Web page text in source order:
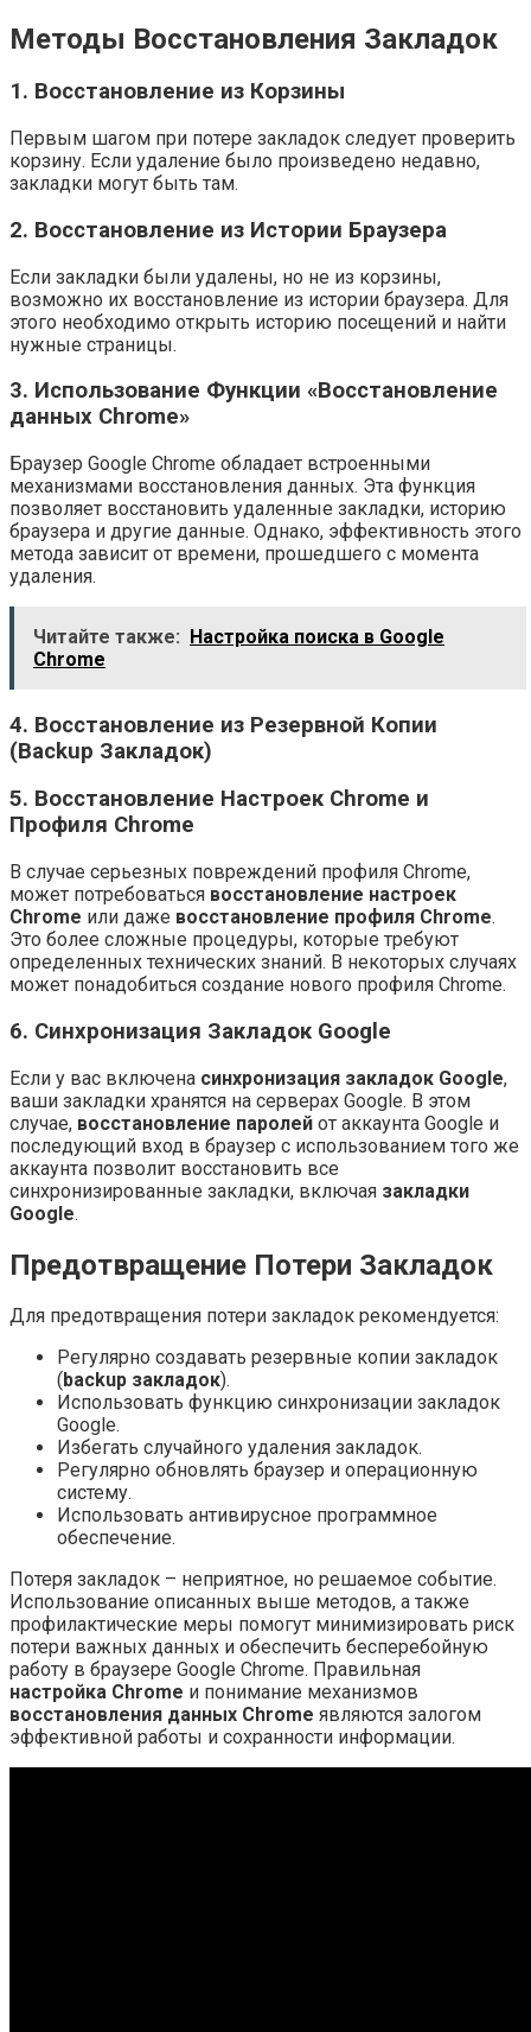
Методы Восстановления Закладок
1. Восстановление из Корзины
Первым шагом при потере закладок следует проверить
корзину. Если удаление было произведено недавно,
закладки могут быть там.
2. Восстановление из Истории Браузера
Если закладки были удалены, но не из корзины,
возможно их восстановление из истории браузера. Для
этого необходимо открыть историю посещений и найти
нужные страницы.
3. Использование Функции «Восстановление
данных Chrome»
Браузер Google Chrome обладает встроенными
механизмами восстановления данных. Эта функция
позволяет восстановить удаленные закладки, историю
браузера и другие данные. Однако, эффективность этого
метода зависит от времени, прошедшего с момента
удаления.
Читайте также: Настройка поиска в Google
Chrome
4. Восстановление из Резервной Копии
(Backup Закладок)
5. Восстановление Настроек Chrome и
Профиля Chrome
В случае серьезных повреждений профиля Chrome,
может потребоваться восстановление настроек
Chrome или даже восстановление профиля Chrome.
Это более сложные процедуры, которые требуют
определенных технических знаний. В некоторых случаях
может понадобиться создание нового профиля Chrome.
6. Синхронизация Закладок Google
Если у вас включена синхронизация закладок Google,
ваши закладки хранятся на серверах Google. В этом
случае, восстановление паролей от аккаунта Google и
последующий вход в браузер с использованием того же
аккаунта позволит восстановить все
синхронизированные закладки, включая закладки
Google.
Предотвращение Потери Закладок
Для предотвращения потери закладок рекомендуется:
Регулярно создавать резервные копии закладок
( backup закладок).
Использовать функцию синхронизации закладок
Google.
Избегать случайного удаления закладок.
Регулярно обновлять браузер и операционную
систему.
Использовать антивирусное программное
обеспечение.
Потеря закладок – неприятное, но решаемое событие.
Использование описанных выше методов, а также
профилактические меры помогут минимизировать риск
потери важных данных и обеспечить бесперебойную
работу в браузере Google Chrome. Правильная
настройка Chrome и понимание механизмов
восстановления данных Chrome являются залогом
эффективной работы и сохранности информации.